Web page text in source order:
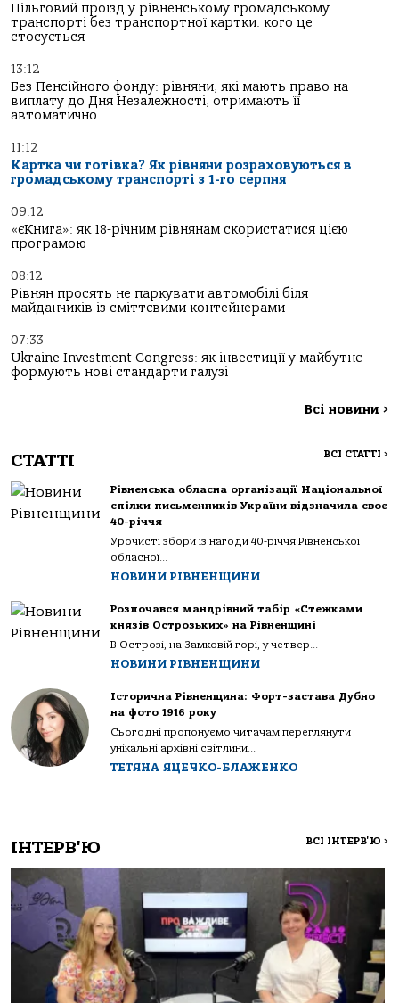
Пільговий проїзд у рівненському громадському
транспорті без транспортної картки: кого це
стосується
13:12
Без Пенсійного фонду: рівняни, які мають право на
виплату до Дня Незалежності, отримають її
автоматично
11:12
Картка чи готівка? Як рівняни розраховуються в
громадському транспорті з 1-го серпня
09:12
«єКнига»: як 18-річним рівнянам скористатися цією
програмою
08:12
Рівнян просять не паркувати автомобілі біля
майданчиків із сміттєвими контейнерами
07:33
Ukraine Investment Congress: як інвестиції у майбутнє
формують нові стандарти галузі
Всі новини >
СТАТТІ ВСІ СТАТТІ >
Рівненська обласна організації Національної
спілки письменників України відзначила своє
40-річчя
Урочисті збори із нагоди 40-річчя Рівненської
обласної...
НОВИНИ РІВНЕНЩИНИ
Розпочався мандрівний табір «Стежками
князів Острозьких» на Рівненщині
В Острозі, на Замковій горі, у четвер...
НОВИНИ РІВНЕНЩИНИ
Історична Рівненщина: Форт-застава Дубно
на фото 1916 року
Сьогодні пропонуємо читачам переглянути
унікальні архівні світлини...
ТЕТЯНА ЯЦЕЧКО-БЛАЖЕНКО
ІНТЕРВ'Ю ВСІ ІНТЕРВ'Ю >